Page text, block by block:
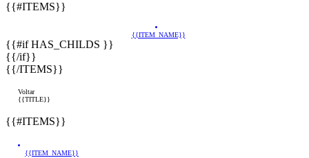
{{#ITEMS}}
{{ITEM_NAME}}
{{#if HAS_CHILDS }}
{{/if}}
{{/ITEMS}}
Voltar
{{TITLE}}
{{#ITEMS}}
{{ITEM_NAME}}